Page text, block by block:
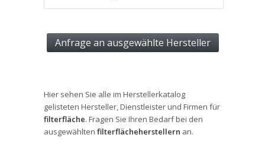
Hier sehen Sie alle im Herstellerkatalog
gelisteten Hersteller, Dienstleister und Firmen für
filterfläche. Fragen Sie Ihren Bedarf bei den
ausgewählten filterflächeherstellern an.